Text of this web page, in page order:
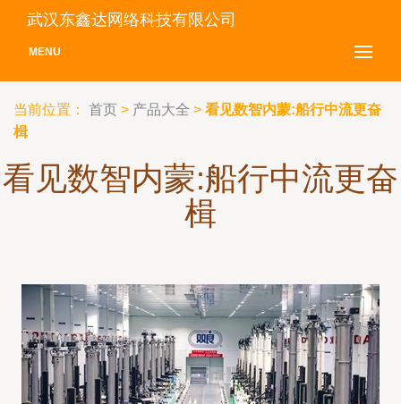
武汉东鑫达网络科技有限公司
MENU
当前位置： 首页 > 产品大全 > 看见数智内蒙:船行中流更奋
楫
看见数智内蒙:船行中流更奋
楫